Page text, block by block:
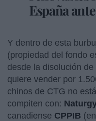
España
Y dentro de esta
(propiedad del fondo
desde la disolución
quiere vender por
chinos de CTG no
compiten con:
canadiense CPPIB